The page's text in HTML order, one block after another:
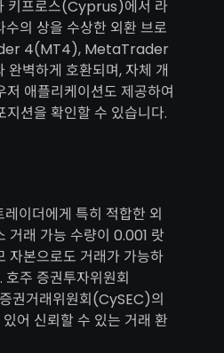
키프로스(Cyprus)에서 라
수의 상을 수상한 외환 브로
4(MT4), MetaTrader
벽하게 호환되며, 자체 개
저 애플리케이션도 제공하여
지션을 확인할 수 있습니다.
이더에게 특히 적합한 외
거래 가능 수량이 0.001 랏
자본으로도 거래가 가능하
호주 증권투자위원회
권거래위원회(CySEC)의
어 신뢰할 수 있는 거래 환